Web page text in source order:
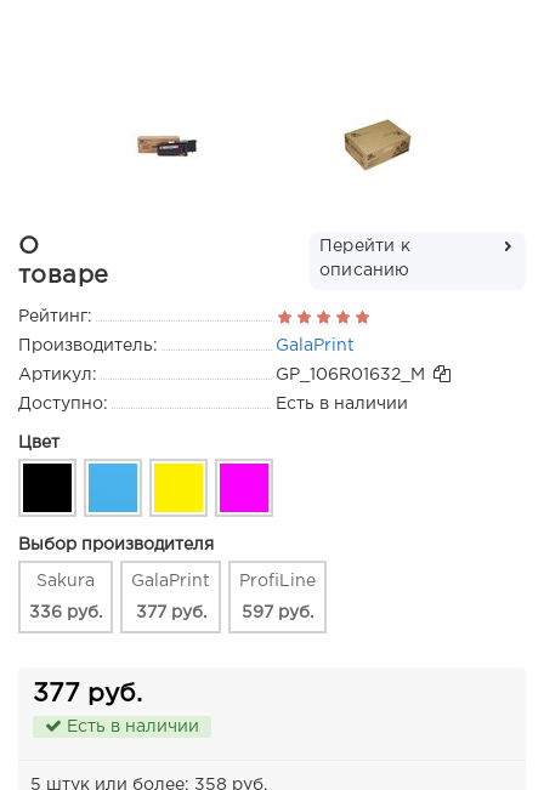
О
товаре
Перейти к
описанию
Рейтинг:
Производитель:
GalaPrint
Артикул:
GP_106R01632_M
Доступно:
Есть в наличии
Цвет
Выбор производителя
Sakura
336 руб.
GalaPrint
377 руб.
ProfiLine
597 руб.
377 руб.
Есть в наличии
5 штук или более: 358 руб.